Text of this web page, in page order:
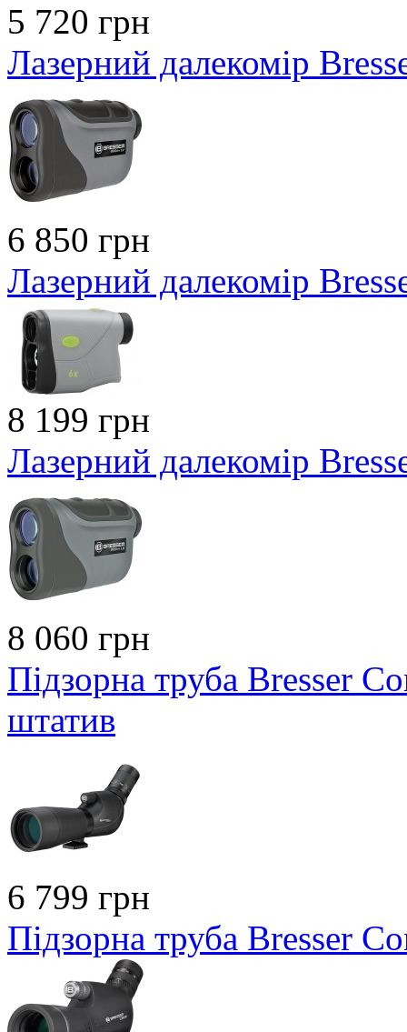
5 720 грн
Лазерний далекомір
6 850 грн
Лазерний далекомір
8 199 грн
Лазерний далекомір
8 060 грн
Підзорна труба Bresser
штатив
6 799 грн
Підзорна труба Bresser